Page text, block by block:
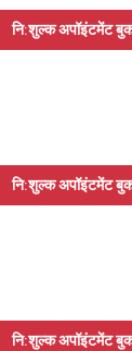
नि:शुल्क अपॉइंटमेंट
नि:शुल्क अपॉइंटमेंट
नि:शुल्क अपॉइंटमेंट